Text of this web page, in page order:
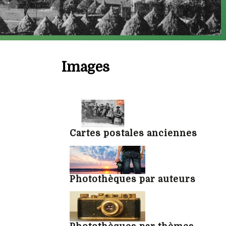
Images
Cartes postales anciennes
Photothèques par auteurs